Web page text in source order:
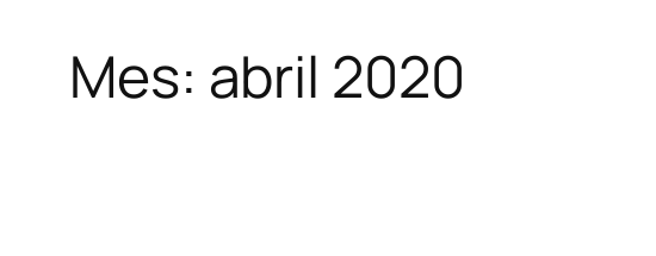
Mes: abril 2020